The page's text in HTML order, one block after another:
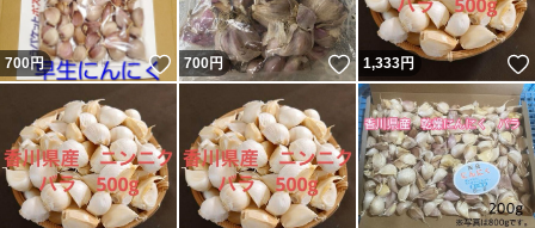
700円 いいね！
700円 いいね！
1,333円